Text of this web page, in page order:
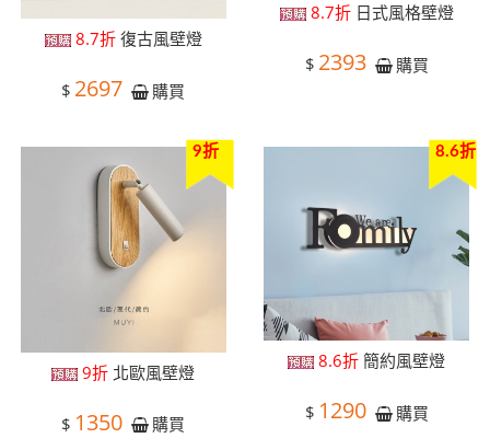
8.7折復古風壁燈
$ 2697 購買
8.7折日式風格壁燈
$ 2393 購買
9折
9折 北歐風壁燈
$ 1350 購買
8.6折
8.6折 簡約風壁燈
$ 1290 購買